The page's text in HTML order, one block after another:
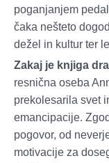
poganjanjem
čaka nešteto
dežel in kultur ter
Zakaj je knjiga
resnična oseba
prekolesarila svet
emancipacije.
pogovor, od
motivacije za